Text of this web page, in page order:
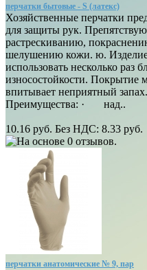
перчатки бытовые - S (латекс)
Хозяйственные перчатки
для защиты рук.
растрескиванию,
шелушению кожи. ю.
использовать несколько раз
износостойкости. Покрытие
впитывает неприятный запах.
Преимущества: · над..
10.16 руб. Без НДС: 8.33 руб.
перчатки анатомические № 9, пар